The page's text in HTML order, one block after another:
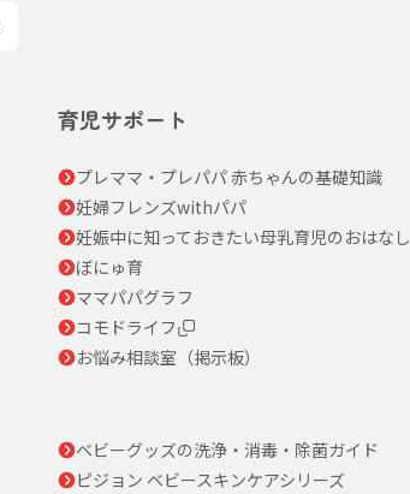
育児サポート
プレママ・プレパパ 赤ちゃんの基礎知識
妊婦フレンズwithパパ
妊娠中に知っておきたい母乳育児のおはなし
ぼにゅ育
ママパパグラフ
コモドライフ
お悩み相談室（掲示板）
ベビーグッズの洗浄・消毒・除菌ガイド
ピジョン ベビースキンケアシリーズ